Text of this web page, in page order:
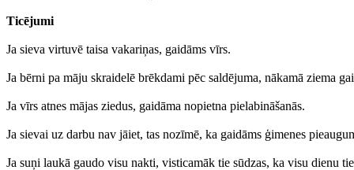
Ticējumi
Ja sieva virtuvē taisa vakariņas, gaidāms vīrs.
Ja bērni pa māju skraidelē brēkdami pēc saldējuma, nākamā ziema
Ja vīrs atnes mājas ziedus, gaidāma nopietna pielabināšanās.
Ja sievai uz darbu nav jāiet, tas nozīmē, ka gaidāms ģimenes
Ja suņi laukā gaudo visu nakti, visticamāk tie sūdzas, ka visu dienu